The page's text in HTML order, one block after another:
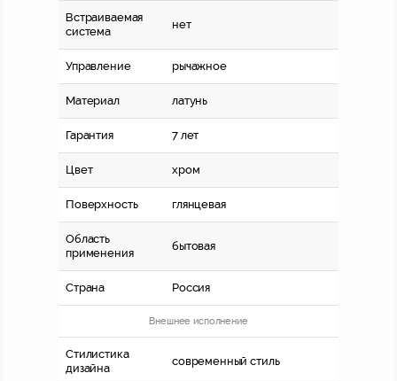
Встраиваемая
система
нет
Управление рычажное
Материал латунь
Гарантия 7 лет
Цвет хром
Поверхность глянцевая
Область
применения
бытовая
Страна Россия
Внешнее исполнение
Стилистика
дизайна
современный стиль